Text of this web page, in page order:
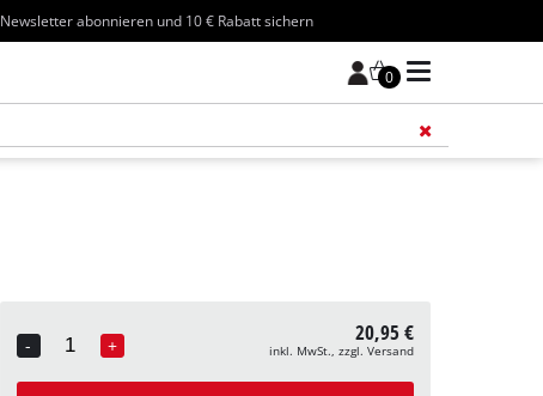
Newsletter abonnieren und 10 € Rabatt sichern
0
-
Quantity
+ 20,95 €
inkl. MwSt., zzgl. Versand